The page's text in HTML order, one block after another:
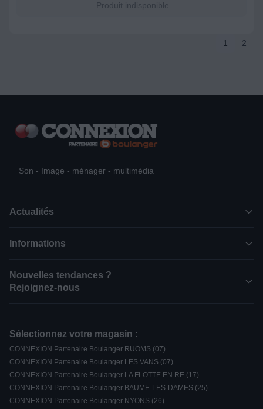
Produit indisponible
1 2
Son - Image - ménager - multimédia
Actualités
Informations
Nouvelles tendances ?
Rejoignez-nous
Sélectionnez votre magasin :
CONNEXION Partenaire Boulanger RUOMS (07)
CONNEXION Partenaire Boulanger LES VANS (07)
CONNEXION Partenaire Boulanger LA FLOTTE EN RE (17)
CONNEXION Partenaire Boulanger BAUME-LES-DAMES (25)
CONNEXION Partenaire Boulanger NYONS (26)